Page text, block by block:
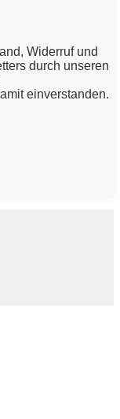
Widerruf und
durch unseren
einverstanden.